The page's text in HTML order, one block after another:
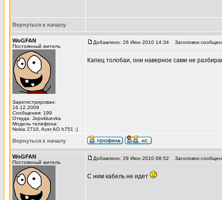
Вернуться к началу
WoGFAN
Постоянный житель
Зарегистрирован:
16.12.2009
Сообщения: 199
Откуда: Jopokluevka
Модель телефона:
Nokia 2710, Acer AO h751 ;)
Добавлено: 26 Июн 2010 14:34 Заголовок
Капец толобаи, они наверное сами не
Вернуться к началу
WoGFAN
Постоянный житель
Добавлено: 29 Июн 2010 08:52 Заголовок
С ним кабель не идет